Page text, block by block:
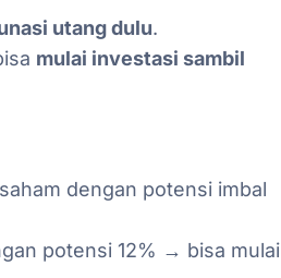
utang dulu.
mulai investasi sambil
dengan potensi imbal
potensi 12% → bisa mulai